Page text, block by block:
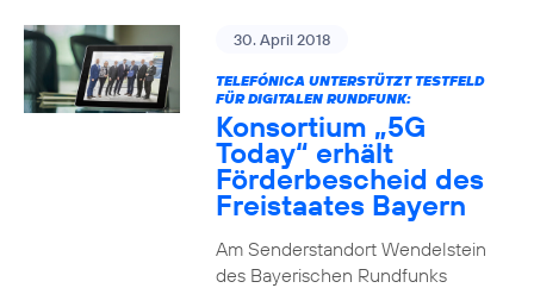
30. April 2018
TELEFÓNICA UNTERSTÜTZT TESTFELD
FÜR DIGITALEN RUNDFUNK:
Konsortium „5G
Today“ erhält
Förderbescheid des
Freistaates Bayern
Am Senderstandort Wendelstein
des Bayerischen Rundfunks